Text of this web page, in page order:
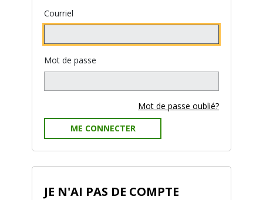
Courriel
Mot de passe
Mot de passe oublié?
ME CONNECTER
JE N'AI PAS DE COMPTE